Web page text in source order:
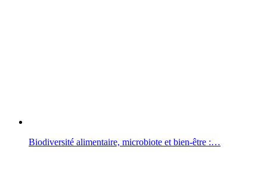
Biodiversité alimentaire, microbiote et bien-être :…